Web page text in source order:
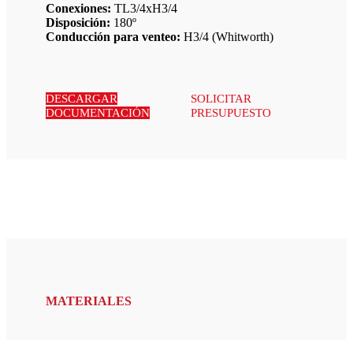
Conexiones: TL3/4xH3/4
Disposición: 180º
Conducción para venteo: H3/4 (Whitworth)
DESCARGAR
DOCUMENTACIÓN
SOLICITAR
PRESUPUESTO
MATERIALES